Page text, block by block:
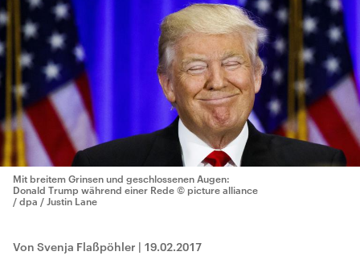
Mit breitem Grinsen und geschlossenen Augen:
Donald Trump während einer Rede © picture alliance
/ dpa / Justin Lane
Von Svenja Flaßpöhler | 19.02.2017